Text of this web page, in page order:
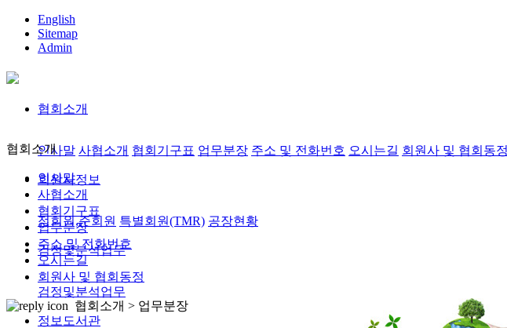
English
Sitemap
Admin
협회소개
인사말 사협소개 협회기구표 업무분장 주소 및 전화번호 오시는길 회원사 및 협회동정
회원사정보
정회원,준회원 특별회원(TMR) 공장현황
검정및분석업무
검정및분석업무
정보도서관
협회소개
인사말
사협소개
협회기구표
업무분장
주소 및 전화번호
오시는길
회원사 및 협회동정
협회소개 > 업무분장